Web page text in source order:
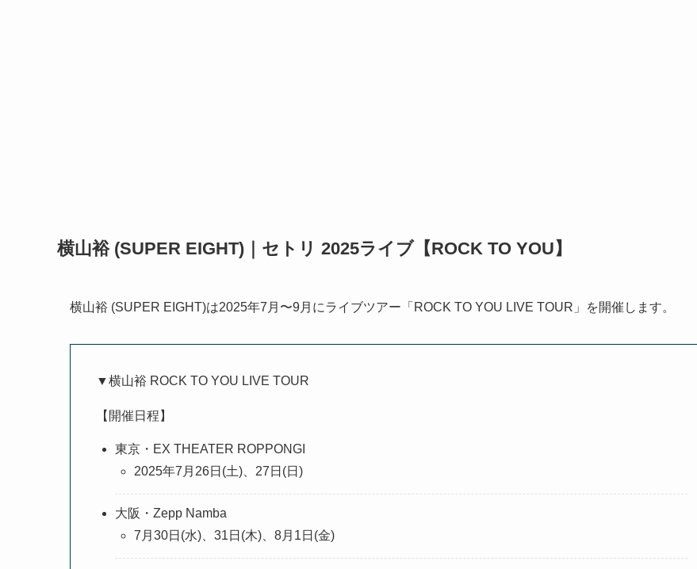
横山裕 (SUPER EIGHT)｜セトリ 2025ライブ【ROCK TO YOU】
横山裕 (SUPER EIGHT)は2025年7月〜9月にライブツアー「ROCK TO YOU LIVE TOUR」を開催します。
▼横山裕 ROCK TO YOU LIVE TOUR
【開催日程】
東京・EX THEATER ROPPONGI
2025年7月26日(土)、27日(日)
大阪・Zepp Namba
7月30日(水)、31日(木)、8月1日(金)